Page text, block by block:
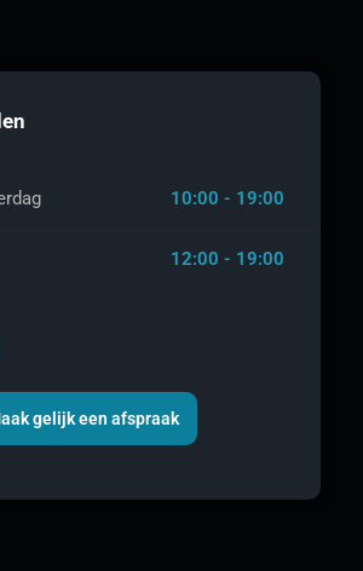
10:00 - 19:00
12:00 - 19:00
gelijk een afspraak